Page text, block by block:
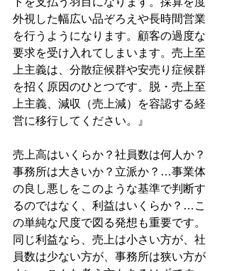
外視した幅広い品ぞろえや長時間営業
を行うようになります。顧客の過度な
要求を受け入れてしまいます。売上至
上主義は、分散症候群や安売り症候群
を招く原因のひとつです。脱・売上至
上主義、減収（売上減）を容認する経
営に移行してください。』
売上高はいくらか？社員数は何人か？
事務所は大きいか？立派か？…事業体
の良し悪しをこのような基準で判断す
るのではなく、利益はいくらか？…こ
の単純な尺度で図る発想も重要です。
同じ利益なら、売上は小さい方が、社
員数は少ない方が、事務所は狭い方が